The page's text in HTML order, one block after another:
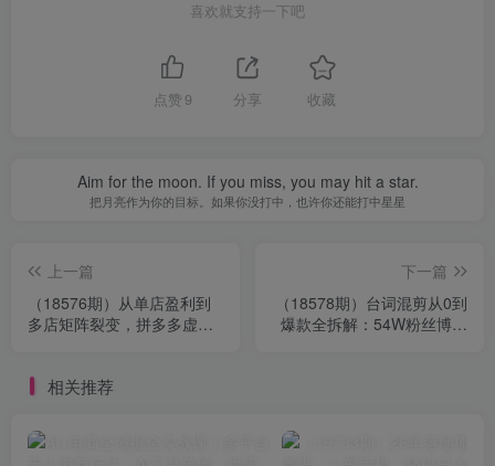
喜欢就支持一下吧
点赞 9 分享 收藏
Aim for the moon. If you miss, you may hit a star.
把月亮作为你的目标。如果你没打中，也许你还能打中星星
上一篇
（18576期）从单店盈利到
多店矩阵裂变，拼多多虚拟
下一篇
（18578期）台词混剪从0到
爆款全拆解：54W粉丝博主
相关推荐